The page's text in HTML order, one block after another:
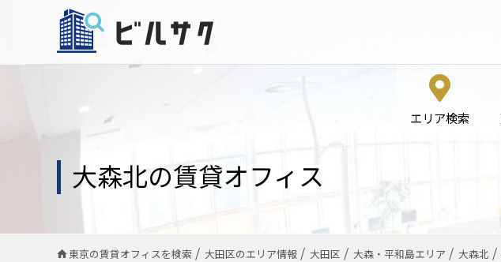
エリア検索
大森北の賃貸オフィス
東京の賃貸オフィスを検索 大田区のエリア情報 大田区 大森・平和島エリア 大森北